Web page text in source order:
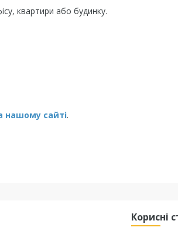
квартири або будинку.
нашому сайті.
Корисні